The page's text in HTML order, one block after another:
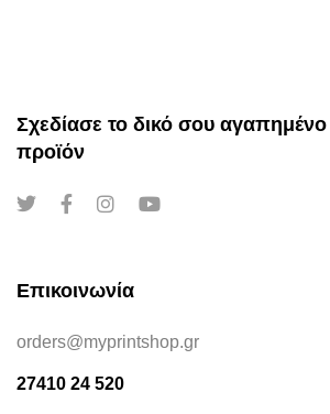
Σχεδίασε το δικό σου αγαπημένο
προϊόν
Επικοινωνία
orders@myprintshop.gr
27410 24 520